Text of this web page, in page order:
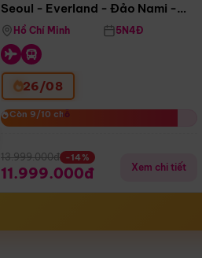
Bay Sun Phuquoc Airways
Seoul - Everland - Đảo Nami -
Tháp Namsan (Bay Sun Phuquoc
Airways)
Hồ Chí Minh 5N4Đ
26/08
Còn 9/10 chỗ
Còn 9/10 chỗ
13.999.000đ -14%
11.999.000đ Xem chi tiết